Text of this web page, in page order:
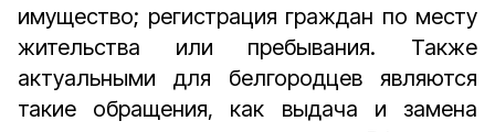
имущество; регистрация граждан по месту
жительства или пребывания. Также
актуальными для белгородцев являются
такие обращения, как выдача и замена